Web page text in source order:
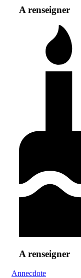
A renseigner
A renseigner
Annecdote